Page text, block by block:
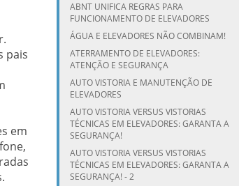
pais
em
ABNT UNIFICA REGRAS PARA
FUNCIONAMENTO DE ELEVADORES
ÁGUA E ELEVADORES NÃO COMBINAM!
ATERRAMENTO DE ELEVADORES:
ATENÇÃO E SEGURANÇA
AUTO VISTORIA E MANUTENÇÃO DE
ELEVADORES
AUTO VISTORIA VERSUS VISTORIAS
TÉCNICAS EM ELEVADORES: GARANTA A
SEGURANÇA!
AUTO VISTORIA VERSUS VISTORIAS
TÉCNICAS EM ELEVADORES: GARANTA A
SEGURANÇA! - 2